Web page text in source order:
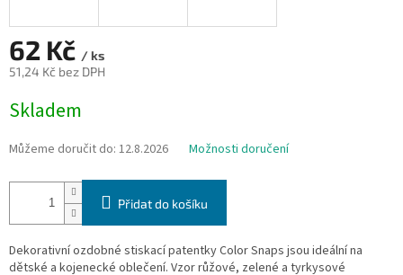
62 Kč / ks
51,24 Kč bez DPH
cena:
Skladem
Můžeme doručit do: 12.8.2026 Možnosti doručení
Přidat do košíku
Dekorativní ozdobné stiskací patentky Color Snaps jsou ideální na
dětské a kojenecké oblečení. Vzor růžové, zelené a tyrkysové